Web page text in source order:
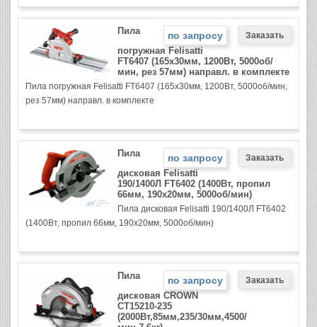
по запросу
Пила
погружная Felisatti
FT6407 (165х30мм, 1200Вт, 5000об/
мин, рез 57мм) направл. в комплекте
Пила погружная Felisatti FT6407 (165х30мм, 1200Вт, 5000об/мин,
рез 57мм) направл. в комплекте
по запросу
Пила
дисковая Felisatti
190/1400Л FT6402 (1400Вт, пропил
66мм, 190х20мм, 5000об/мин)
Пила дисковая Felisatti 190/1400Л FT6402
(1400Вт, пропил 66мм, 190х20мм, 5000об/мин)
по запросу
Пила
дисковая CROWN
СТ15210-235
(2000Вт,85мм,235/30мм,4500/